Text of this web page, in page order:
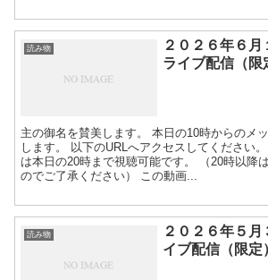
読み物
２０２６年６
ライブ配信（限
主の御名を賛美します。 本日の10時からのメ
します。 以下のURLへアクセスしてください
は本日の20時まで視聴可能です。 （20時以降
のでご了承ください） この動画...
読み物
２０２６年５
イブ配信（限定